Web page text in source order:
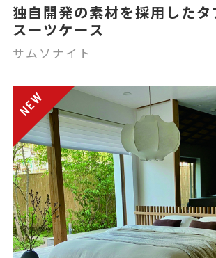
独自開発の素材を採用したタ
スーツケース
サムソナイト